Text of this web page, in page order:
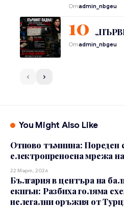
Отadmin_nbgeu
Отadmin_nbgeu
You Might Also Like
Отново тъмнина: Пореден
електропреносна мрежа
22 Март, 2026
България в центъра на
екшън: Разбиха голяма
нелегални оръжия от